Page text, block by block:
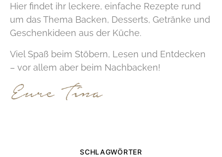
Hier findet ihr leckere, einfache Rezepte rund
um das Thema Backen, Desserts, Getränke und
Geschenkideen aus der Küche.
Viel Spaß beim Stöbern, Lesen und Entdecken
– vor allem aber beim Nachbacken!
SCHLAGWÖRTER